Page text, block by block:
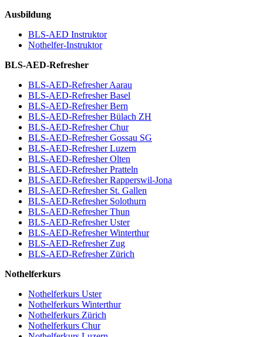
Ausbildung
BLS-AED Instruktor
Nothelfer-Instruktor
BLS-AED-Refresher
BLS-AED-Refresher Aarau
BLS-AED-Refresher Basel
BLS-AED-Refresher Bern
BLS-AED-Refresher Bülach ZH
BLS-AED-Refresher Chur
BLS-AED-Refresher Gossau SG
BLS-AED-Refresher Luzern
BLS-AED-Refresher Olten
BLS-AED-Refresher Pratteln
BLS-AED-Refresher Rapperswil-Jona
BLS-AED-Refresher St. Gallen
BLS-AED-Refresher Solothurn
BLS-AED-Refresher Thun
BLS-AED-Refresher Uster
BLS-AED-Refresher Winterthur
BLS-AED-Refresher Zug
BLS-AED-Refresher Zürich
Nothelferkurs
Nothelferkurs Uster
Nothelferkurs Winterthur
Nothelferkurs Zürich
Nothelferkurs Chur